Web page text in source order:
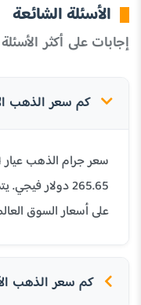
الأسئلة الشائعة
إجابات على أكثر
كم سعر الذهب الآن
265.65 دولار
على أسعار السوق
كم سعر الذهب الآن